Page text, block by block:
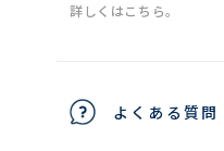
詳しくはこちら。
よくある質問